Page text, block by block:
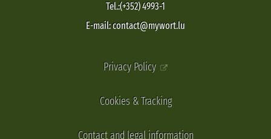
Tel.:(+352) 4993-1
E-mail: contact@mywort.lu
Privacy Policy
Cookies & Tracking
Contact and legal information